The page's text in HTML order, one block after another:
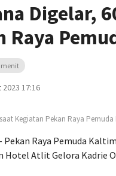
Digelar,
Raya
menit
17:16
Kegiatan Pekan Raya Pemuda
Pekan Raya Pemuda
Hotel Atlit Gelora Kadrie